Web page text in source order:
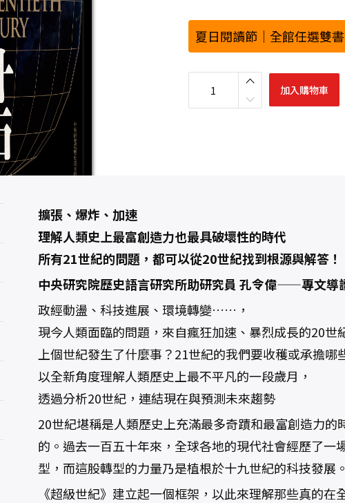
夏日閱讀節｜全館任選雙
超
紀
塑
今
日
世
界
的
關
1
5
0
年
數
量
加入購物車
擴張、爆炸、加速
理解人類史上最富創造力也最具破壞性的時代
所有21世紀的問題，都可以從20世紀找到根源與解答！
中央研究院歷史語言研究所助研究員 孔令偉——專文導
政經動盪、科技進展、環境轉變……，
現今人類面臨的問題，來自瘋狂加速、暴烈成長的20世
上個世紀發生了什麼事？21世紀的我們要收穫或承擔哪
以全新角度理解人類歷史上最不平凡的一段歲月，
透過分析20世紀，連結現在與預測未來趨勢
20世紀堪稱是人類歷史上充滿最多奇蹟和最富創造力的
的。過去一百五十年來，全球各地的現代社會經歷了一
型，而這股轉型的力量乃是植根於十九世紀的科技發展。
《超級世紀》建立起一個框架，以此來理解那些真的在